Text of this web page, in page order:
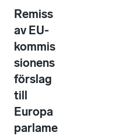
Remiss
av EU-
kommis
sionens
förslag
till
Europa
parlame